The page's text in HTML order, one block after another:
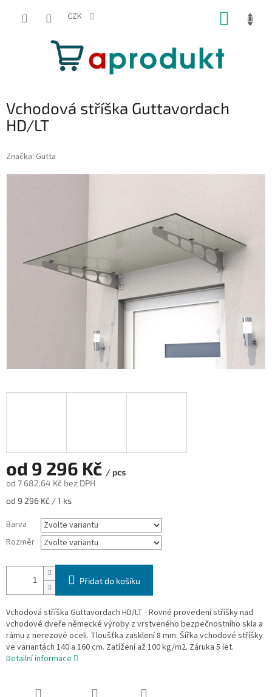
CZK
Vchodová stříška Guttavordach
HD/LT
Značka: Gutta
od 9 296 Kč / pcs
od 7 682,64 Kč bez DPH
Měrná
od 9 296 Kč / 1 ks
Barva
Rozměr
Přidat do košíku
Vchodová stříška Guttavordach HD/LT - Rovné provedení stříšky nad
vchodové dveře německé výroby z vrstveného bezpečnostního skla a
rámu z nerezové oceli. Tloušťka zasklení 8 mm. Šířka vchodové stříšky
ve variantách 140 a 160 cm. Zatížení až 100 kg/m2. Záruka 5 let.
Detailní informace